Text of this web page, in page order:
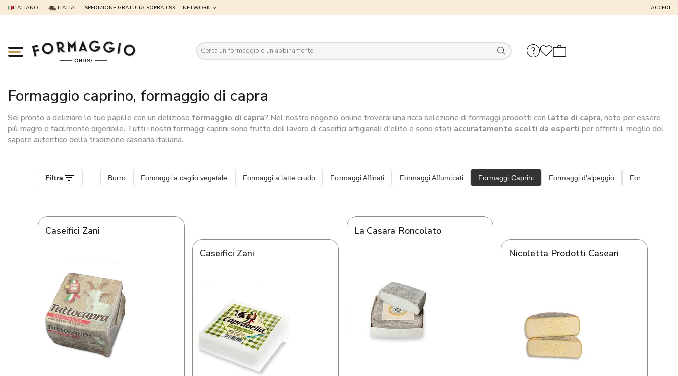
ITALIANO ITALIA SPEDIZIONE GRATUITA SOPRA €99 NETWORK ACCEDI
Formaggio caprino, formaggio di capra
Sei pronto a deliziare le tue papille con un delizioso formaggio di capra? Nel nostro negozio online troverai una ricca selezione di formaggi prodotti con latte di capra, noto per essere
più magro e facilmente digeribile. Tutti i nostri formaggi caprini sono frutto del lavoro di caseifici artigianali d'elite e sono stati accuratamente scelti da esperti per offrirti il meglio del
sapore autentico della tradizione casearia italiana.
Caseifici Zani
Caseifici Zani
La Casara Roncolato
Nicoletta Prodotti Caseari